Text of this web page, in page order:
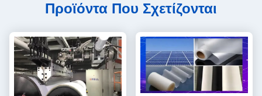
Προϊόντα Που Σχετίζονται